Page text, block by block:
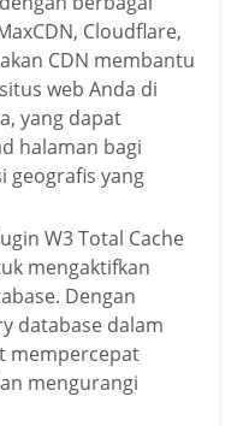
Cloudflare,
CDN membantu
web Anda di
yang dapat
halaman bagi
geografis yang
W3 Total Cache
mengaktifkan
Dengan
database dalam
mempercepat
mengurangi